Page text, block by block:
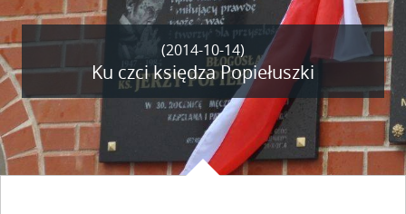
(2014-10-14)
Ku czci księdza Popiełuszki